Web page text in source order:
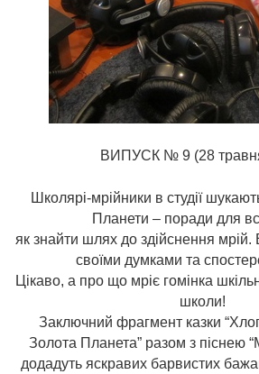
ВИПУСК № 9 (28
Школярі-мрійники в студії
Планети – поради для
як знайти шлях до здійснення
своїми думками та
Цікаво, а про що мріє гомінка
школи!
Заключний фрагмент казки
Золота Планета” разом з піснею
додадуть яскравих барвистих